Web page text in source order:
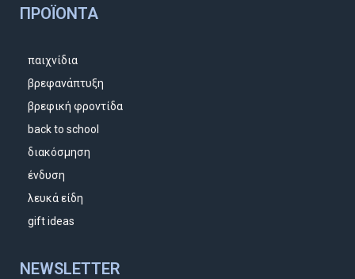
ΠΡΟΪΌΝΤΑ
παιχνίδια
βρεφανάπτυξη
βρεφική φροντίδα
back to school
διακόσμηση
ένδυση
λευκά είδη
gift ideas
NEWSLETTER